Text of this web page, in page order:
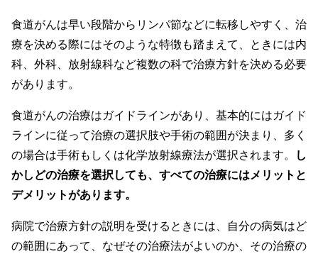
食道がんは早い段階からリンパ節などに転移しやすく、治
療を決める際にはそのような特徴も踏まえて、ときには内
科、外科、放射線科など複数の科で治療方針を決める必要
があります。
食道がんの治療はガイドラインがあり、基本的にはガイド
ラインに従って治療の選択肢や手術の範囲が決まり、多く
の場合は手術もしくは化学放射線療法が選択されます。
し
かしどの治療を選択しても、すべての治療にはメリットと
デメリットがあります。
病院で治療方針の説明を受けるときには、自分の病気はど
の範囲にあって、なぜその治療法がよいのか、その治療の